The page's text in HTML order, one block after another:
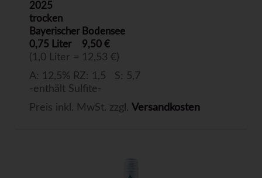
2025
trocken
Bayerischer Bodensee
0,75 Liter
9,50 €
(1,0 Liter = 12,53 €)
A: 12,5% RZ: 1,5 S: 5,7
-enthält Sulfite-
Preis inkl. MwSt. zzgl. Versandkosten